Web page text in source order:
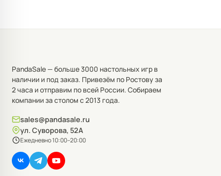
PandaSale — больше 3000 настольных игр в
наличии и под заказ. Привезём по Ростову за
2 часа и отправим по всей России. Собираем
компании за столом с 2013 года.
sales@pandasale.ru
ул. Суворова, 52А
Ежедневно 10:00–20:00